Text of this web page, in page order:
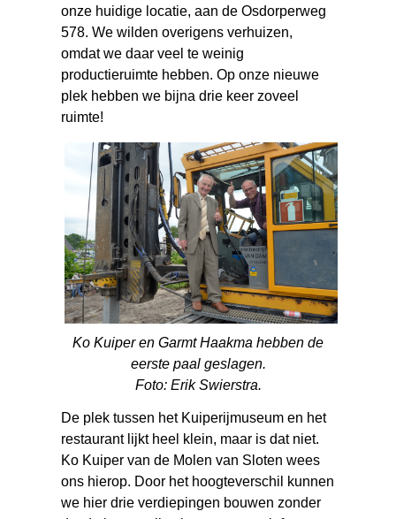
onze huidige locatie, aan de Osdorperweg
578. We wilden overigens verhuizen,
omdat we daar veel te weinig
productieruimte hebben. Op onze nieuwe
plek hebben we bijna drie keer zoveel
ruimte!
Ko Kuiper en Garmt Haakma hebben de
eerste paal geslagen.
Foto: Erik Swierstra.
De plek tussen het Kuiperijmuseum en het
restaurant lijkt heel klein, maar is dat niet.
Ko Kuiper van de Molen van Sloten wees
ons hierop. Door het hoogteverschil kunnen
we hier drie verdiepingen bouwen zonder